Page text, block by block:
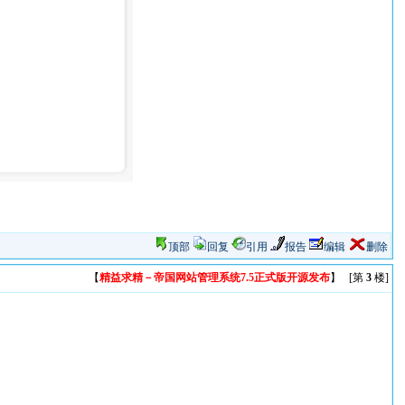
顶部 回复 引用 报告 编辑 删除
【精益求精－帝国网站管理系统7.5正式版开源发布】 [第 3楼]